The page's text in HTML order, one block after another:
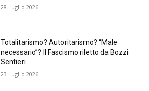
28 Luglio 2026
Totalitarismo? Autoritarismo? “Male
necessario”? Il Fascismo riletto da Bozzi
Sentieri
23 Luglio 2026